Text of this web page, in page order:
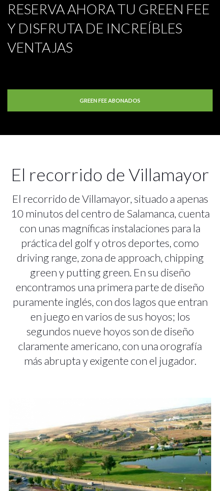
RESERVA AHORA TU GREEN FEE
Y DISFRUTA DE INCREÍBLES
VENTAJAS
GREEN FEE ABONADOS
El recorrido de Villamayor
El recorrido de Villamayor, situado a apenas
10 minutos del centro de Salamanca, cuenta
con unas magníficas instalaciones para la
práctica del golf y otros deportes, como
driving range, zona de approach, chipping
green y putting green. En su diseño
encontramos una primera parte de diseño
puramente inglés, con dos lagos que entran
en juego en varios de sus hoyos; los
segundos nueve hoyos son de diseño
claramente americano, con una orografía
más abrupta y exigente con el jugador.